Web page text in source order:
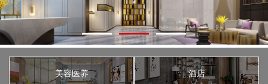
美容医养 酒店